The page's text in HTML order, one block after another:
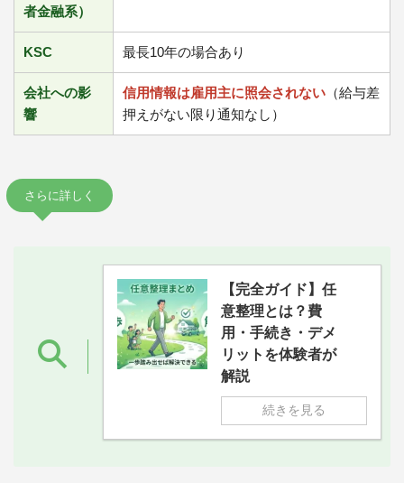
者金融系）
KSC 最長10年の場合あり
会社への影
響
信用情報は雇用主に照会されない （給与差
押えがない限り通知なし）
さらに詳しく
【完全ガイド】任
意整理とは？費
用・手続き・デメ
リットを体験者が
解説
続きを見る